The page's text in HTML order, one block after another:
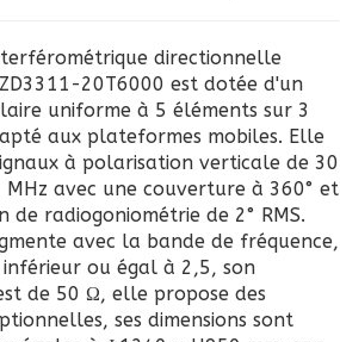
directionnelle
20T6000 est dotée d'un
uniforme à 5 éléments sur 3
aux plateformes mobiles. Elle
à polarisation verticale de 30
MHz avec une couverture à 360° et
de radiogoniométrie de 2° RMS.
avec la bande de fréquence,
inférieur ou égal à 2,5, son
de 50 Ω, elle propose des
ses dimensions sont